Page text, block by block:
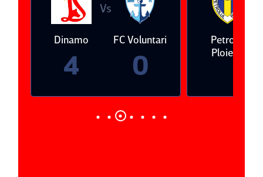
Dinamo
4
Vs
FC Voluntari
0
Petrolul
Ploieşti